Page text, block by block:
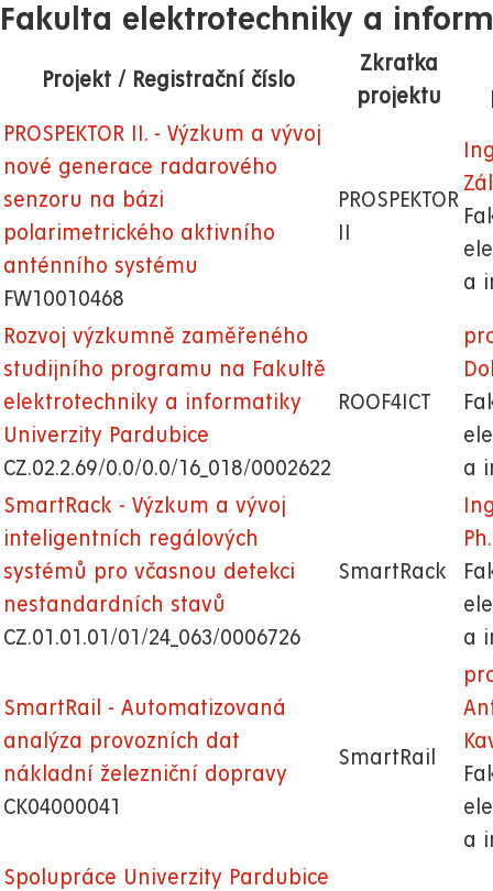
Fakulta elektrotechniky a
Projekt / Registrační číslo
Zkratka
projektu
PROSPEKTOR II. - Výzkum a vývoj
nové generace radarového
senzoru na bázi
polarimetrického aktivního
anténního systému
FW10010468
PROSPEKTOR
a
Rozvoj výzkumně zaměřeného
studijního programu na Fakultě
elektrotechniky a informatiky
Univerzity Pardubice
CZ.02.2.69/0.0/0.0/16_018/0002622
ROOF4ICT
a
SmartRack - Výzkum a vývoj
inteligentních regálových
systémů pro včasnou detekci
nestandardních stavů
CZ.01.01.01/01/24_063/0006726
SmartRack
a
SmartRail - Automatizovaná
analýza provozních dat
nákladní železniční dopravy
CK04000041
SmartRail
a
Spolupráce Univerzity Pardubice